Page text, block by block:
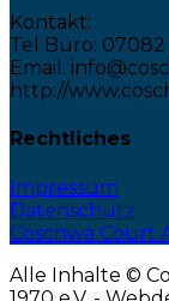
Kontakt:
Tel Büro: 07082
Email:
http://
Rechtliches
Impressum
Datenschutz
Coschwa Court
Alle Inhalte ©